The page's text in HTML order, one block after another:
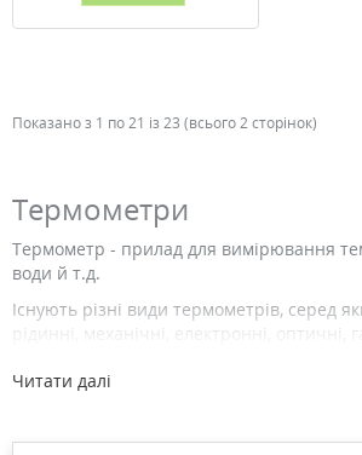
Показано з 1 по 21 із 23 (всього 2 сторінок)
Термометри
Термометр - прилад для вимірювання
води й т.д.
Існують різні види термометрів, серед
рідинні, механічні, електронні, оптичні,
хвороб і в щоденному побуті, тому, що
Великим попитом серед покупців
Читати далі